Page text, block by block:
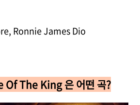
Ronnie James Dio
The King 은 어떤 곡?